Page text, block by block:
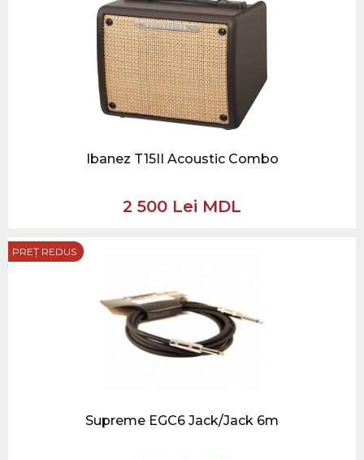
Ibanez T15II Acoustic Combo
2 500 Lei MDL
Supreme EGC6 Jack/Jack 6m
PREȚ REDUS